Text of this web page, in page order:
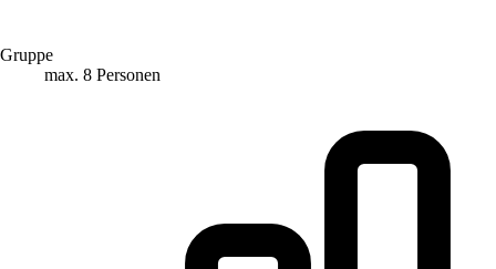
Gruppe
max. 8 Personen